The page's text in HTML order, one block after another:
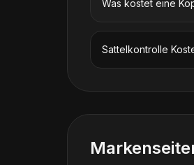
Was kostet eine
Sattelkontrolle